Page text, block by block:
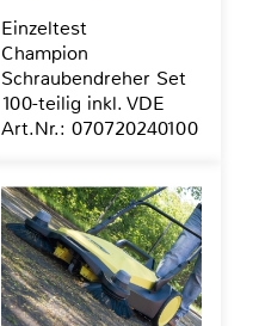
Einzeltest
Champion
Schraubendreher Set
100-teilig inkl. VDE
Art.Nr.: 070720240100